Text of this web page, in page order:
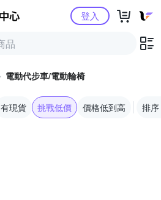
Yahoo購物中心登入
電動代步車/電動輪椅
有現貨 挑戰低價 價格低到高 排序